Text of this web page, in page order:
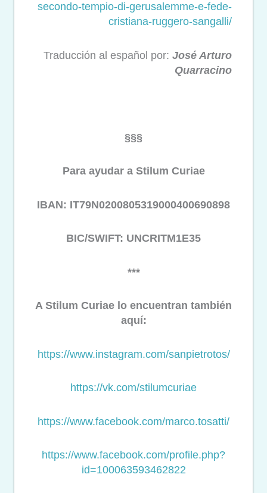
secondo-tempio-di-gerusalemme-e-fede-
cristiana-ruggero-sangalli/
Traducción al español por: José Arturo
Quarracino
§§§
Para ayudar a Stilum Curiae
IBAN: IT79N0200805319000400690898
BIC/SWIFT: UNCRITM1E35
***
A Stilum Curiae lo encuentran también
aquí:
https://www.instagram.com/sanpietrotos/
https://vk.com/stilumcuriae
https://www.facebook.com/marco.tosatti/
https://www.facebook.com/profile.php?
id=100063593462822